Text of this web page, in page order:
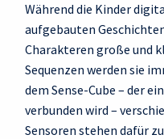
Während die Kinder
aufgebauten
Charakteren große und
Sequenzen werden sie
dem Sense-Cube – der
verbunden wird –
Sensoren stehen dafür